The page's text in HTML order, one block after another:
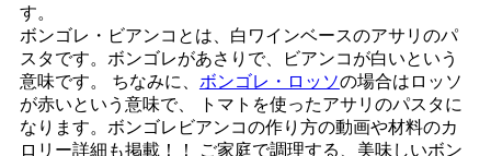
す。
ボンゴレ・ビアンコとは、白ワインベースのアサリのパ
スタです。ボンゴレがあさりで、ビアンコが白いという
意味です。 ちなみに、 ボンゴレ・ロッソの場合はロッソ
が赤いという意味で、 トマトを使ったアサリのパスタに
なります。ボンゴレビアンコの作り方の動画や材料のカ
ロリー詳細も掲載！！ ご家庭で調理する、美味しいボン